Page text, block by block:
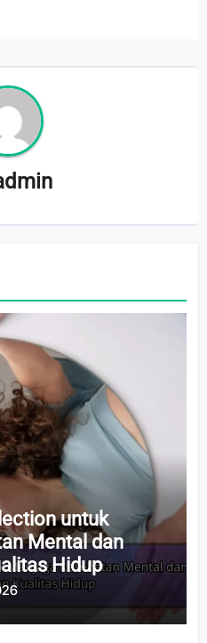
untuk
Mental dan
Hidup